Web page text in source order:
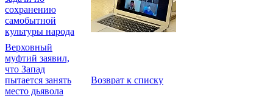
сохранению
самобытной
культуры народа
Верховный
муфтий заявил,
что Запад
пытается занять
место дьявола
Возврат к списку